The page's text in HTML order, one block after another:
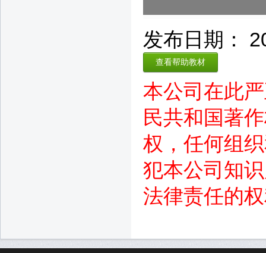
发布日期：
查看帮助教材
本公司在此
民共和国著
权，任何组
犯本公司知
法律责任的